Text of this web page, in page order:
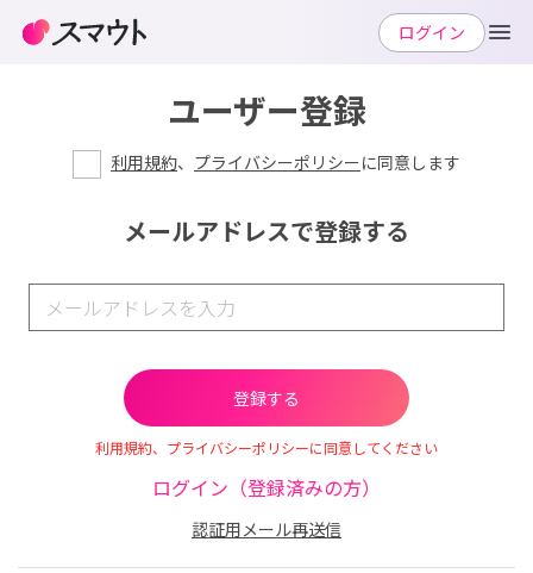
ユーザー登録
利用規約、 プライバシーポリシーに同意します
メールアドレスで登録する
利用規約、プライバシーポリシーに同意してください
ログイン（登録済みの方）
認証用メール再送信
ログイン